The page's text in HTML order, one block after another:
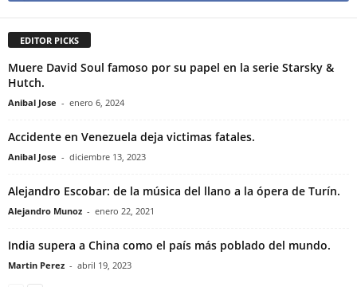
EDITOR PICKS
Muere David Soul famoso por su papel en la serie Starsky &
Hutch.
Anibal Jose - enero 6, 2024
Accidente en Venezuela deja victimas fatales.
Anibal Jose - diciembre 13, 2023
Alejandro Escobar: de la música del llano a la ópera de Turín.
Alejandro Munoz - enero 22, 2021
India supera a China como el país más poblado del mundo.
Martin Perez - abril 19, 2023